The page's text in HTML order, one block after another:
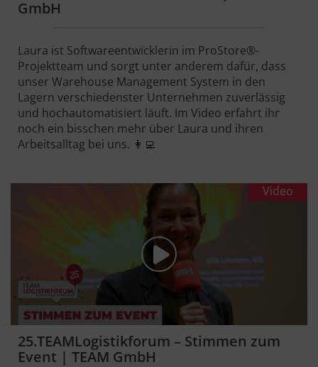
GmbH
Laura ist Softwareentwicklerin im ProStore®-
Projektteam und sorgt unter anderem dafür, dass
unser Warehouse Management System in den
Lagern verschiedenster Unternehmen zuverlässig
und hochautomatisiert läuft. Im Video erfahrt ihr
noch ein bisschen mehr über Laura und ihren
Arbeitsalltag bei uns. 👩‍💻
Video
25.TEAMLogistikforum – Stimmen zum
Event | TEAM GmbH